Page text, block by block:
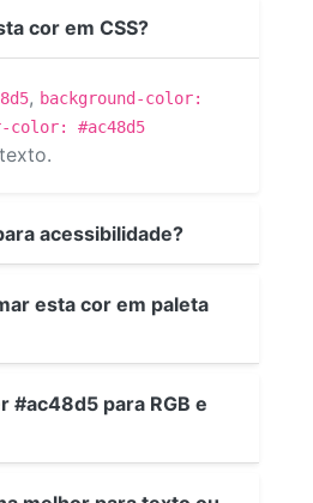
cor em CSS?
, background-color:
color: #ac48d5
acessibilidade?
esta cor em paleta
#ac48d5 para RGB e